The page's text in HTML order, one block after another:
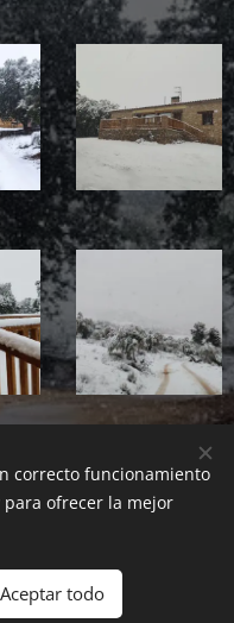
2022
Cookies
correcto funcionamiento
ofrecer la mejor
Aceptar todo